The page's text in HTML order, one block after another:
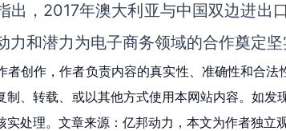
出，2017年澳大利亚与中国双边进
力和潜力为电子商务领域的合作奠定坚
者创作，作者负责内容的真实性、准确性和合
制、转载、或以其他方式使用本网站内容。如
实处理。文章来源：亿邦动力，本文为作者独立